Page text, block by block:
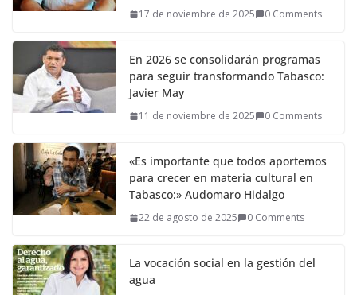
17 de noviembre de 2025 0 Comments
En 2026 se consolidarán programas
para seguir transformando Tabasco:
Javier May
11 de noviembre de 2025 0 Comments
«Es importante que todos aportemos
para crecer en materia cultural en
Tabasco:» Audomaro Hidalgo
22 de agosto de 2025 0 Comments
La vocación social en la gestión del
agua